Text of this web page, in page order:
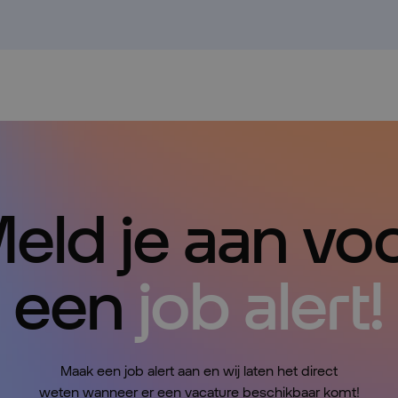
je aan
een job alert!
Maak een job alert aan en wij laten het direct
weten wanneer er een vacature beschikbaar komt!